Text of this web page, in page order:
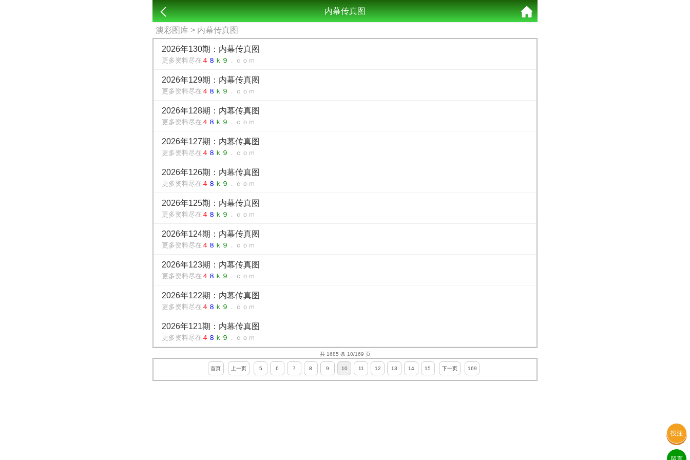
投注
内幕传真图
澳彩图库 > 内幕传真图
2026年130期：内幕传真图
更多资料尽在 ４ ８ ｋ９ ．ｃｏｍ
2026年129期：内幕传真图
更多资料尽在 ４ ８ ｋ９ ．ｃｏｍ
2026年128期：内幕传真图
更多资料尽在 ４ ８ ｋ９ ．ｃｏｍ
2026年127期：内幕传真图
更多资料尽在 ４ ８ ｋ９ ．ｃｏｍ
2026年126期：内幕传真图
更多资料尽在 ４ ８ ｋ９ ．ｃｏｍ
2026年125期：内幕传真图
更多资料尽在 ４ ８ ｋ９ ．ｃｏｍ
2026年124期：内幕传真图
更多资料尽在 ４ ８ ｋ９ ．ｃｏｍ
2026年123期：内幕传真图
更多资料尽在 ４ ８ ｋ９ ．ｃｏｍ
2026年122期：内幕传真图
更多资料尽在 ４ ８ ｋ９ ．ｃｏｍ
2026年121期：内幕传真图
更多资料尽在 ４ ８ ｋ９ ．ｃｏｍ
共 1685 条 10/169 页
首页 上一页 5 6 7 8 9 10 11 12 13 14 15 下一页 169